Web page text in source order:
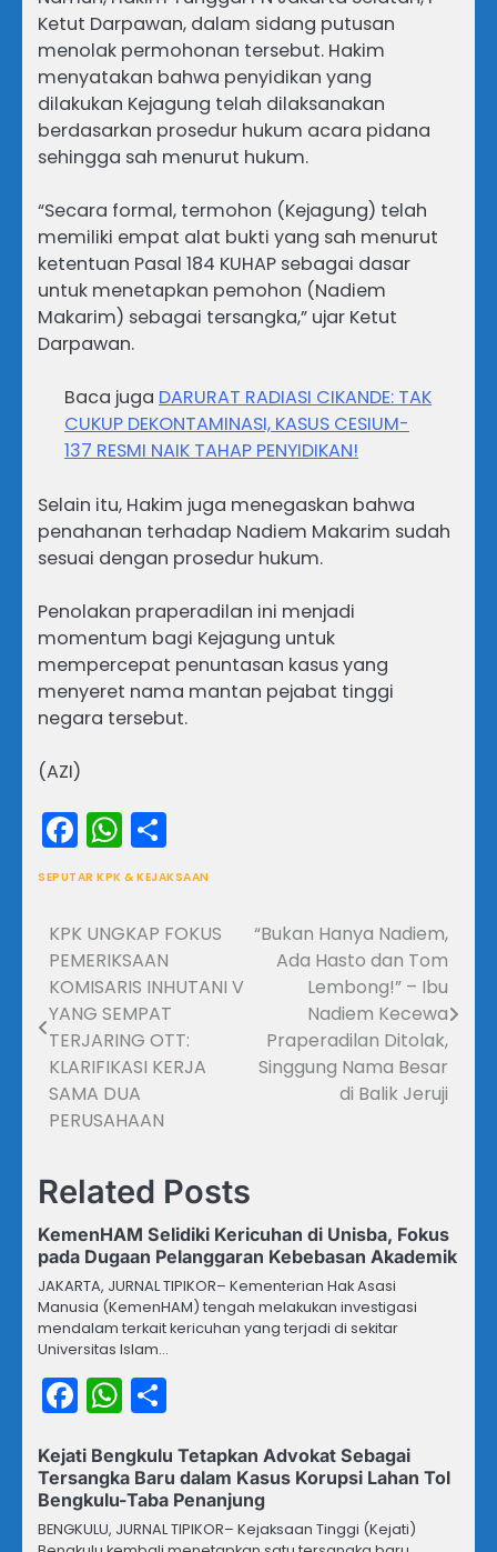
Ketut Darpawan, dalam sidang putusan
menolak permohonan tersebut. Hakim
menyatakan bahwa penyidikan yang
dilakukan Kejagung telah dilaksanakan
berdasarkan prosedur hukum acara pidana
sehingga sah menurut hukum.
“Secara formal, termohon (Kejagung) telah
memiliki empat alat bukti yang sah menurut
ketentuan Pasal 184 KUHAP sebagai dasar
untuk menetapkan pemohon (Nadiem
Makarim) sebagai tersangka,” ujar Ketut
Darpawan.
Baca juga DARURAT RADIASI CIKANDE: TAK
CUKUP DEKONTAMINASI, KASUS CESIUM-
137 RESMI NAIK TAHAP PENYIDIKAN!
Selain itu, Hakim juga menegaskan bahwa
penahanan terhadap Nadiem Makarim sudah
sesuai dengan prosedur hukum.
Penolakan praperadilan ini menjadi
momentum bagi Kejagung untuk
mempercepat penuntasan kasus yang
menyeret nama mantan pejabat tinggi
negara tersebut.
(AZI)
Facebook
WhatsApp
SEPUTAR KPK & KEJAKSAAN
Navigasi
pos
KPK UNGKAP FOKUS
PEMERIKSAAN
KOMISARIS INHUTANI V
YANG SEMPAT
TERJARING OTT:
KLARIFIKASI KERJA
SAMA DUA
PERUSAHAAN
“Bukan Hanya Nadiem,
Ada Hasto dan Tom
Lembong!” – Ibu
Nadiem Kecewa
Praperadilan Ditolak,
Singgung Nama Besar
di Balik Jeruji
Related Posts
KemenHAM Selidiki Kericuhan di Unisba, Fokus
pada Dugaan Pelanggaran Kebebasan Akademik
JAKARTA, JURNAL TIPIKOR– Kementerian Hak Asasi
Manusia (KemenHAM) tengah melakukan investigasi
mendalam terkait kericuhan yang terjadi di sekitar
Universitas Islam…
Facebook
WhatsApp
Kejati Bengkulu Tetapkan Advokat Sebagai
Tersangka Baru dalam Kasus Korupsi Lahan Tol
Bengkulu-Taba Penanjung
BENGKULU, JURNAL TIPIKOR– Kejaksaan Tinggi (Kejati)